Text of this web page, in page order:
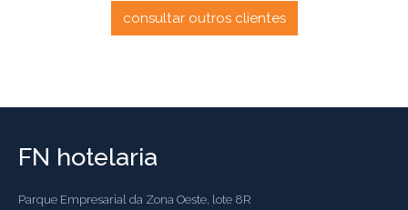
consultar outros clientes
FN hotelaria
Parque Empresarial da Zona Oeste, lote 8R